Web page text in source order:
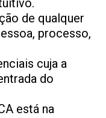
de qualquer
processo,
cuja a
do
está na